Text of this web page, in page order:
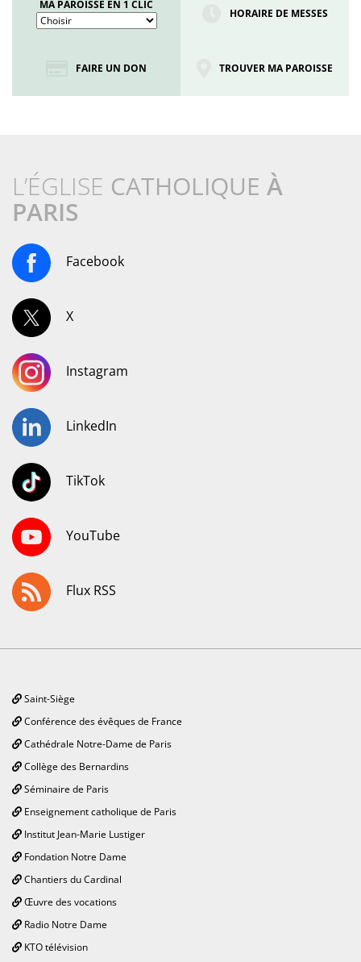
MA PAROISSE EN 1 CLIC
HORAIRE DE MESSES
FAIRE UN DON TROUVER MA PAROISSE
L’ÉGLISE CATHOLIQUE À
PARIS
Facebook
X
Instagram
LinkedIn
TikTok
YouTube
Flux RSS
Saint-Siège
Conférence des évêques de France
Cathédrale Notre-Dame de Paris
Collège des Bernardins
Séminaire de Paris
Enseignement catholique de Paris
Institut Jean-Marie Lustiger
Fondation Notre Dame
Chantiers du Cardinal
Œuvre des vocations
Radio Notre Dame
KTO télévision